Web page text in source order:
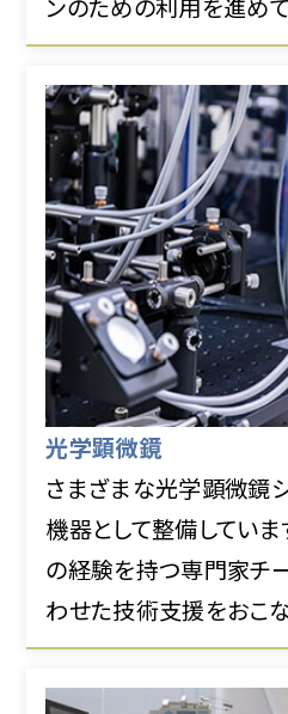
ンのための利用を進めて
光学顕微鏡
さまざまな光学顕微鏡
機器として整備してい
の経験を持つ専門家チ
わせた技術支援をおこな